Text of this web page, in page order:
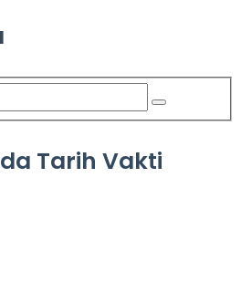
Tarih Vakti